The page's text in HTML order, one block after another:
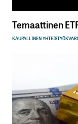
Temaattinen
KAUPALLINEN YHTEISTYÖ